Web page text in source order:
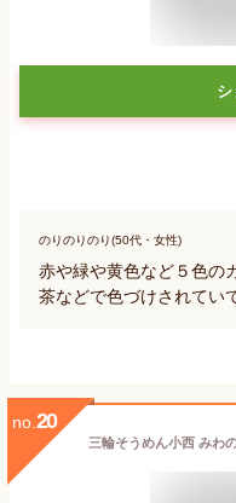
のりのりのり(50代・女性)
赤や緑や黄色など５色の
茶などで色づけされてい
no. 20